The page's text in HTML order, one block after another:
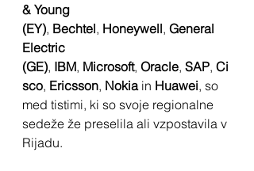
& Young
(EY), Bechtel, Honeywell, General
Electric
(GE), IBM, Microsoft, Oracle, SAP, Ci
sco, Ericsson, Nokia in Huawei, so
med tistimi, ki so svoje regionalne
sedeže že preselila ali vzpostavila v
Rijadu.